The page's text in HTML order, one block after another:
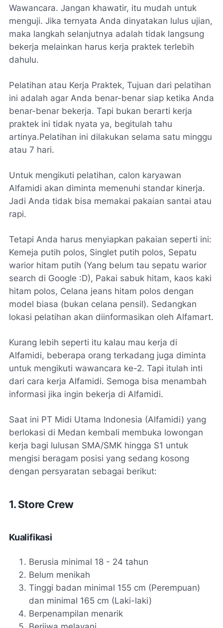
Wawancara. Jangan khawatir, itu mudah untuk
menguji. Jika ternyata Anda dinyatakan lulus ujian,
maka langkah selanjutnya adalah tidak langsung
bekerja melainkan harus kerja praktek terlebih
dahulu.
Pelatihan atau Kerja Praktek, Tujuan dari pelatihan
ini adalah agar Anda benar-benar siap ketika Anda
benar-benar bekerja. Tapi bukan berarti kerja
praktek ini tidak nyata ya, begitulah tahu
artinya.Pelatihan ini dilakukan selama satu minggu
atau 7 hari.
Untuk mengikuti pelatihan, calon karyawan
Alfamidi akan diminta memenuhi standar kinerja.
Jadi Anda tidak bisa memakai pakaian santai atau
rapi.
Tetapi Anda harus menyiapkan pakaian seperti ini:
Kemeja putih polos, Singlet putih polos, Sepatu
warior hitam putih (Yang belum tau sepatu warior
search di Google :D), Pakai sabuk hitam, kaos kaki
hitam polos, Celana jeans hitam polos dengan
model biasa (bukan celana pensil). Sedangkan
lokasi pelatihan akan diinformasikan oleh Alfamart.
Kurang lebih seperti itu kalau mau kerja di
Alfamidi, beberapa orang terkadang juga diminta
untuk mengikuti wawancara ke-2. Tapi itulah inti
dari cara kerja Alfamidi. Semoga bisa menambah
informasi jika ingin bekerja di Alfamidi.
Saat ini PT Midi Utama Indonesia (Alfamidi) yang
berlokasi di Medan kembali membuka lowongan
kerja bagi lulusan SMA/SMK hingga S1 untuk
mengisi beragam posisi yang sedang kosong
dengan persyaratan sebagai berikut:
1. Store Crew
Kualifikasi
Berusia minimal 18 - 24 tahun
Belum menikah
Tinggi badan minimal 155 cm (Perempuan)
dan minimal 165 cm (Laki-laki)
Berpenampilan menarik